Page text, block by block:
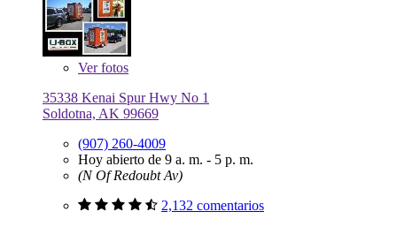
Verfotos
35338 Kenai Spur Hwy No 1
Soldotna, AK 99669
(907) 260-4009
Hoy abierto de 9 a. m. - 5 p. m.
(N Of Redoubt Av)
2,132 comentarios